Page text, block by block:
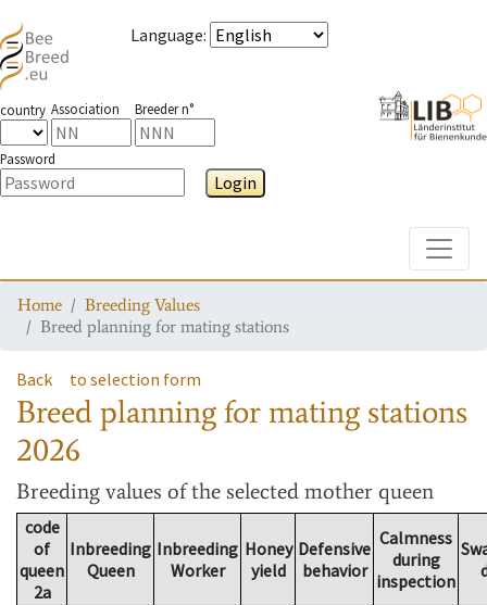
Language:
country Association Breeder n°
Password
Login
Home
Breeding Values
Breed planning for mating stations
Back to selection form
Breed planning for mating stations
2026
Breeding values of the selected mother queen
code
of
queen
2a
Inbreeding
Queen
Inbreeding
Worker
Honey
yield
Defensive
behavior
Calmness
during
inspection